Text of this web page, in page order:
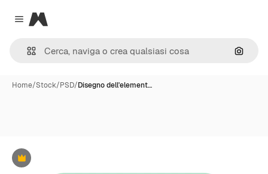
Close menu
Magnific
Cerca
Home/Stock/PSD/Disegno dell'element…
Premium